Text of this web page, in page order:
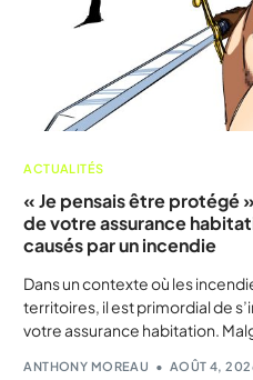
ACTUALITÉS
« Je pensais être protégé
de votre assurance
causés par un incendie
Dans un contexte où les
territoires, il est primordial de
votre assurance habitation.
ANTHONY MOREAU AOÛT 4,